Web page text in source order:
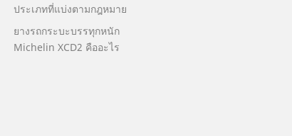
ประเภทที่แบ่งตามกฎหมาย
ยางรถกระบะบรรทุกหนัก
Michelin XCD2 คืออะไร